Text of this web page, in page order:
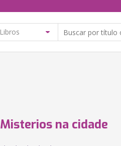
Misterios na cidade